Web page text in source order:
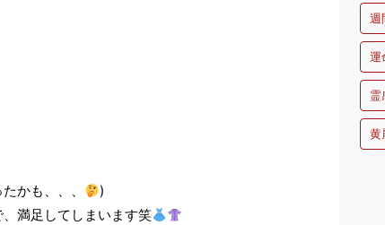
かも、、、
)
満足してしまいます笑
週
運
霊
黄